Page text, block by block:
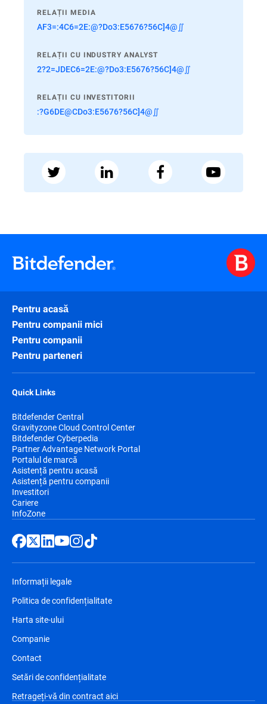
RELAȚII MEDIA
AF3=:4C6=2E:@?Do3:E5676?56C]4@∬
RELAȚII CU INDUSTRY ANALYST
2?2=JDEC6=2E:@?Do3:E5676?56C]4@∬
RELAȚII CU INVESTITORII
:?G6DE@CDo3:E5676?56C]4@∬
Pentru acasă
Pentru companii mici
Pentru companii
Pentru parteneri
Quick Links
Bitdefender Central
Gravityzone Cloud Control Center
Bitdefender Cyberpedia
Partner Advantage Network Portal
Portalul de marcă
Asistență pentru acasă
Asistență pentru companii
Investitori
Cariere
InfoZone
Informații legale
Politica de confidențialitate
Harta site-ului
Companie
Contact
Setări de confidențialitate
Retrageți-vă din contract aici